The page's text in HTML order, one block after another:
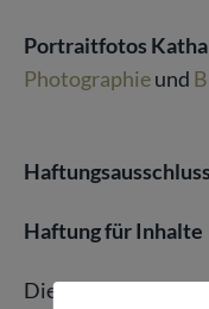
Portraitfotos
Photographieund
Haftung für Inhalte
Die Inhalte